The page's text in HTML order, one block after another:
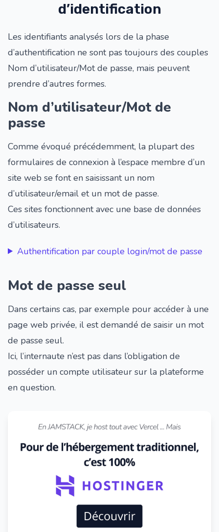
d’identification
Les identifiants analysés lors de la phase
d’authentification ne sont pas toujours des couples
Nom d’utilisateur/Mot de passe, mais peuvent
prendre d’autres formes.
Nom d’utilisateur/Mot de
passe
Comme évoqué précédemment, la plupart des
formulaires de connexion à l’espace membre d’un
site web se font en saisissant un nom
d’utilisateur/email et un mot de passe.
Ces sites fonctionnent avec une base de données
d’utilisateurs.
Authentification par couple login/mot de passe
Mot de passe seul
Dans certains cas, par exemple pour accéder à une
page web privée, il est demandé de saisir un mot
de passe seul.
Ici, l’internaute n’est pas dans l’obligation de
posséder un compte utilisateur sur la plateforme
en question.